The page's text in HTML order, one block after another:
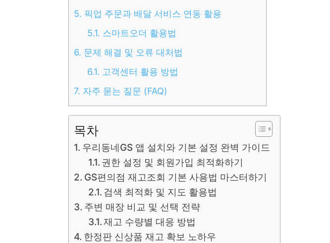
5. 픽업 주문과 배달 서비스 연동 활용
5.1. 스마트오더 활용법
6. 문제 해결 및 오류 대처법
6.1. 고객센터 활용 방법
7. 자주 묻는 질문 (FAQ)
목차
우리동네GS 앱 설치와 기본 설정 완벽 가이드
권한 설정 및 회원가입 최적화하기
GS편의점 재고조회 기본 사용법 마스터하기
검색 최적화 및 지도 활용법
주변 매장 비교 및 선택 전략
재고 수량별 대응 방법
한정판 신상품 재고 확보 노하우